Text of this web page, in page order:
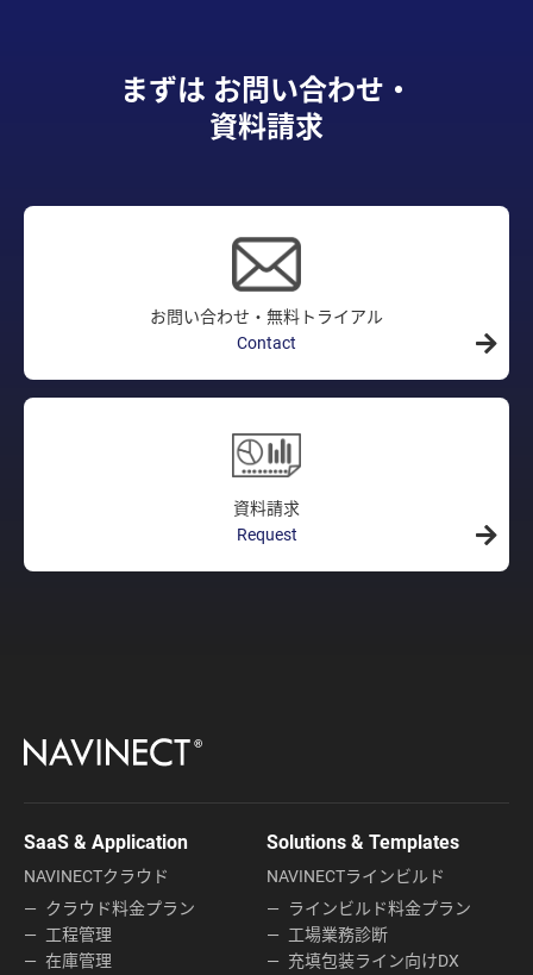
まずは お問い合わせ・
資料請求
お問い合わせ・無料トライアル
Contact
資料請求
Request
SaaS & Application
NAVINECTクラウド
クラウド料金プラン
工程管理
在庫管理
Solutions & Templates
NAVINECTラインビルド
ラインビルド料金プラン
工場業務診断
充填包装ライン向けDX